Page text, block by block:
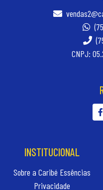
CNPJ:
INSTITUCIONAL
Sobre a Caribé Essências
Privacidade